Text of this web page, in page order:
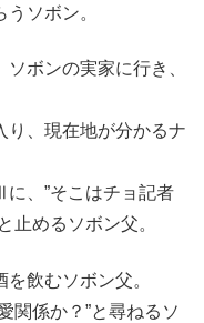
ソボン。
ボンの実家に行き、
り、現在地が分かるナ
、”そこはチョ記者
止めるソボン父。
飲むソボン父。
関係か？”と尋ねるソ